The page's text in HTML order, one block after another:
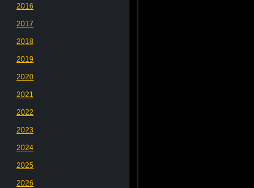
2016
2017
2018
2019
2020
2021
2022
2023
2024
2025
2026